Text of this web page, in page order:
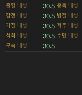
출혈 내성 30.5 중독 내성
감전 내성 30.5 빙결 내성
기절 내성 30.5 저주 내성
석화 내성 30.5 수면 내성
구속 내성 30.5